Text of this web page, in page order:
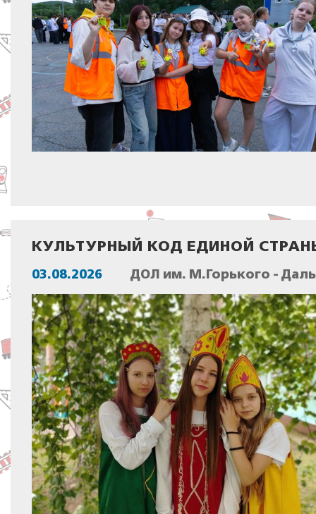
КУЛЬТУРНЫЙ КОД ЕДИНОЙ
03.08.2026 ДОЛ им. М.Горького -